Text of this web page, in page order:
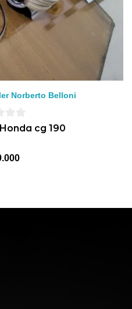
Norberto Belloni
cg 190